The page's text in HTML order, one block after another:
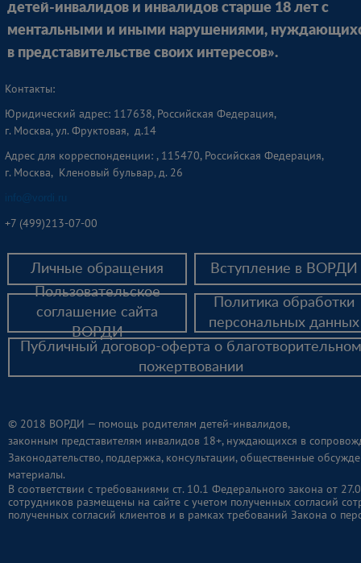
детей-инвалидов и инвалидов старше 18 лет с
ментальными и иными нарушениями,
в представительстве своих интересов».
Контакты:
Юридический адрес: 117638, Российская Федерация,
г. Москва, ул. Фруктовая, д.14
Адрес для корреспонденции: , 115470, Российская Федерация,
г. Москва, Кленовый бульвар, д. 26
info@vordi.ru
+7 (499)213-07-00
Личные обращения
Вступление в ВОРДИ
Пользовательское
соглашение сайта
ВОРДИ
© 2018 ВОРДИ — помощь родителям детей-инвалидов,
законным представителям инвалидов 18+, нуждающихся в
Законодательство, поддержка, консультации, общественные
материалы.
Политика обработки
персональных данных
Публичный договор-оферта о благотворительном
пожертвовании
В соответствии с требованиями ст. 10.1 Федерального закона от
сотрудников размещены на сайте с учетом полученных согласий
полученных согласий клиентов и в рамках требований Закона о